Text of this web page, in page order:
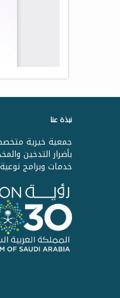
نبذة عنا
جمعية خيرية
بأضرار التدخين
خدمات وبرامج